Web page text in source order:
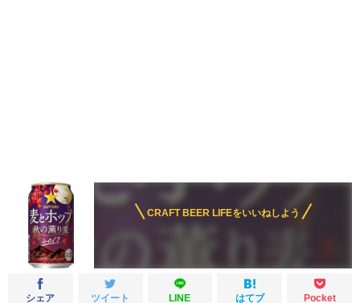
CRAFT BEER LIFEをいいねしよう
シェア ツイート LINE はてブ Pocket